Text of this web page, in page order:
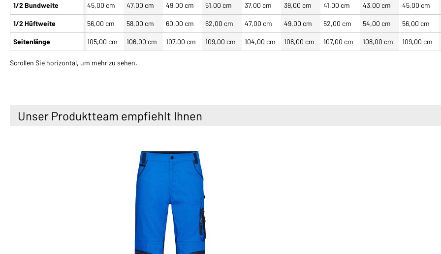
1/2 Bundweite
1/2 Hüftweite
Seitenlänge
45,00 cm 47,00 cm 49,00 cm 51,00 cm 37,00 cm 39,00 cm 41,00 cm 43,00 cm 45,00 cm
56,00 cm 58,00 cm 60,00 cm 62,00 cm 47,00 cm 49,00 cm 52,00 cm 54,00 cm 56,00 cm
105,00 cm 106,00 cm 107,00 cm 109,00 cm 104,00 cm 106,00 cm 107,00 cm 108,00 cm 109,00 cm
Scrollen Sie horizontal, um mehr zu sehen.
Unser Produktteam empfiehlt Ihnen